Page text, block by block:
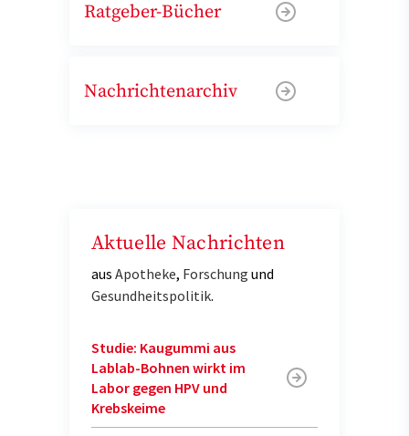
Ratgeber-Bücher
Nachrichtenarchiv
Aktuelle Nachrichten
aus Apotheke, Forschung und
Gesundheitspolitik.
Studie: Kaugummi aus
Lablab-Bohnen wirkt im
Labor gegen HPV und
Krebskeime